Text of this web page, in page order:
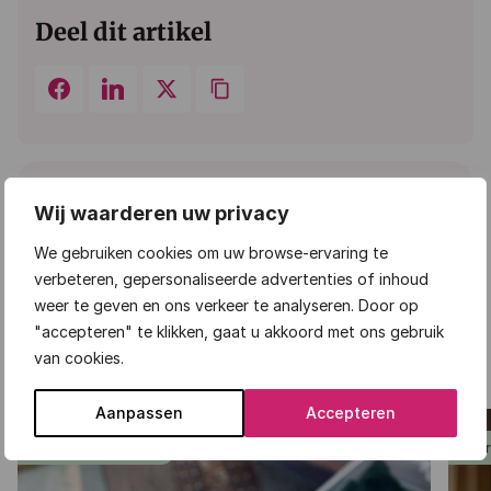
Wij waarderen uw privacy
We gebruiken cookies om uw browse-ervaring te
verbeteren, gepersonaliseerde advertenties of inhoud
weer te geven en ons verkeer te analyseren. Door op
"accepteren" te klikken, gaat u akkoord met ons gebruik
van cookies.
Aanpassen Accepteren
Deel dit artikel
Geen reacties keyboard_arrow_down
Plaats reactie
Gerelateerd